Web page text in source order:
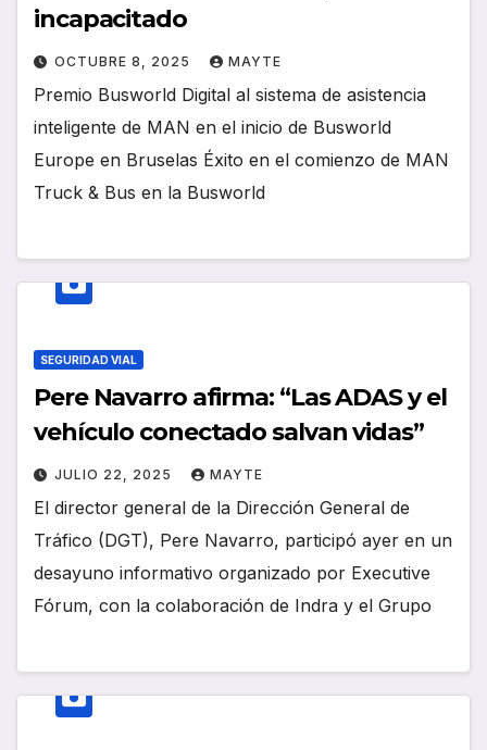
incapacitado
OCTUBRE 8, 2025 MAYTE
Premio Busworld Digital al sistema de asistencia
inteligente de MAN en el inicio de Busworld
Europe en Bruselas Éxito en el comienzo de MAN
Truck & Bus en la Busworld
SEGURIDAD VIAL
Pere Navarro afirma: “Las ADAS y el
vehículo conectado salvan vidas”
JULIO 22, 2025 MAYTE
El director general de la Dirección General de
Tráfico (DGT), Pere Navarro, participó ayer en un
desayuno informativo organizado por Executive
Fórum, con la colaboración de Indra y el Grupo